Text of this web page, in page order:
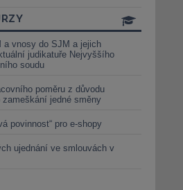
a vnosy do SJM a jejich
judikatuře Nejvyššího
soudu
poměru z důvodu
zameškání jedné směny
povinnost“ pro e-shopy
ujednání ve smlouvách v